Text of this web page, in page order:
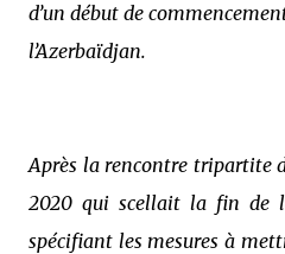
d’un début de
l’Azerbaïdjan.
Après la rencontre tripartite
2020 qui scellait la fin de
spécifiant les mesures à